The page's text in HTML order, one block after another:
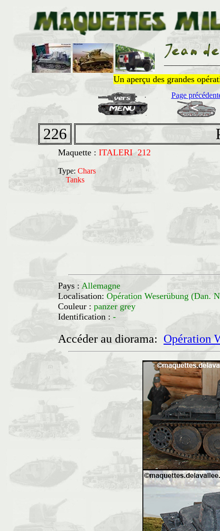
Un aperçu des grandes
Page
226
Maquette : ITALERI 212
Type: Chars
Tanks
Pays : Allemagne
Localisation: Opération Weserübung
Couleur : panzer grey
Identification : -
Accéder au diorama: Opération